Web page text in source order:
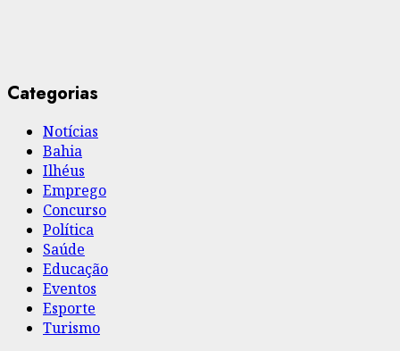
Categorias
Notícias
Bahia
Ilhéus
Emprego
Concurso
Política
Saúde
Educação
Eventos
Esporte
Turismo